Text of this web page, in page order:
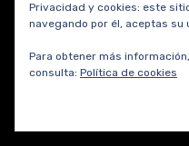
Transporte Turismo
Privacidad y cookies: este
navegando por él, aceptas su
Para obtener más
consulta: Política de cookies